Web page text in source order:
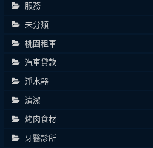
服務
未分類
桃園租車
汽車貸款
淨水器
清潔
烤肉食材
牙醫診所